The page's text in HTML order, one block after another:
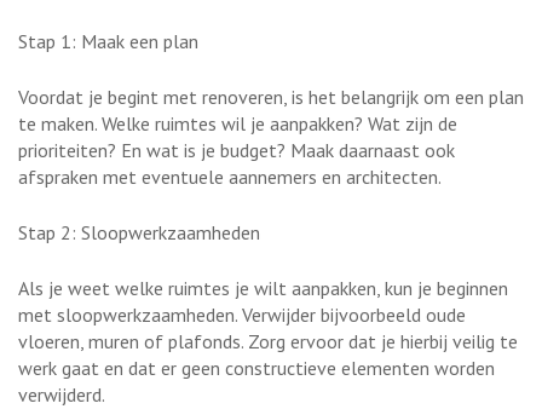
Stap 1: Maak een plan
Voordat je begint met renoveren, is het belangrijk om een plan
te maken. Welke ruimtes wil je aanpakken? Wat zijn de
prioriteiten? En wat is je budget? Maak daarnaast ook
afspraken met eventuele aannemers en architecten.
Stap 2: Sloopwerkzaamheden
Als je weet welke ruimtes je wilt aanpakken, kun je beginnen
met sloopwerkzaamheden. Verwijder bijvoorbeeld oude
vloeren, muren of plafonds. Zorg ervoor dat je hierbij veilig te
werk gaat en dat er geen constructieve elementen worden
verwijderd.